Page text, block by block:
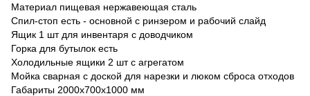
Материал пищевая нержавеющая сталь
Спил-стоп есть - основной с ринзером и рабочий слайд
Ящик 1 шт для инвентаря с доводчиком
Горка для бутылок есть
Холодильные ящики 2 шт с агрегатом
Мойка сварная с доской для нарезки и люком сброса отходов
Габариты 2000х700х1000 мм